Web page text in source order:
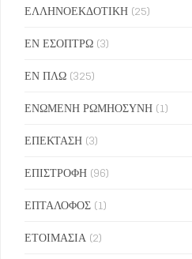
ΕΛΛΗΝΟΕΚΔΟΤΙΚΗ (25)
ΕΝ ΕΣΟΠΤΡΩ (3)
ΕΝ ΠΛΩ (325)
ΕΝΩΜΕΝΗ ΡΩΜΗΟΣΥΝΗ (1)
ΕΠΕΚΤΑΣΗ (3)
ΕΠΙΣΤΡΟΦΗ (96)
ΕΠΤΑΛΟΦΟΣ (1)
ΕΤΟΙΜΑΣΙΑ (2)